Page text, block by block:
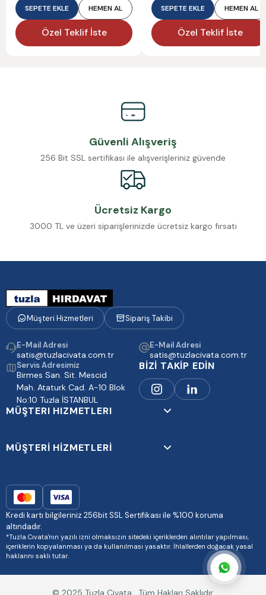
SEPETE EKLE HEMEN AL
Özel Teklif İste
SEPETE EKLE HEMEN AL
Özel Teklif İste
Güvenli Alışveriş
256 Bit SSL sertifikası ile alışverişleriniz güvende
Ücretsiz Kargo
3000 TL ve üzeri siparişlerinizde ücretsiz kargo fırsatı
Müşteri Hizmetleri Sipariş Takibi
E-Mail Adresi
satis@tuzlacivata.com.tr
E-Mail Adresi
satis@tuzlacivata.com.tr
Servis Adresimiz
Birmes San. Sit. Mescid
Mah. Ataturk Cad. A-10 Blok
No:10 Tuzla İSTANBUL
BİZİ TAKİP EDİN
MÜŞTERI HIZMETLERI
MÜŞTERİ HİZMETLERİ
Kredi kartı bilgileriniz 256bit SSL Sertifikası ile %100 koruma
altındadır.
*Tuzla Cıvata'nın yazılı izni olmaksızın sitedeki içeriklerden alıntılar yapılması,
içeriklerin kopyalanması ya da kullanılması yasaktır. İhlallerden doğacak yasal
haklarını saklı tutar.
© 2025 Tuzla Civata . Tüm Hakları Saklıdır.